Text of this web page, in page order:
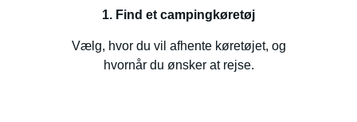
1. Find et campingkøretøj
Vælg, hvor du vil afhente køretøjet, og
hvornår du ønsker at rejse.